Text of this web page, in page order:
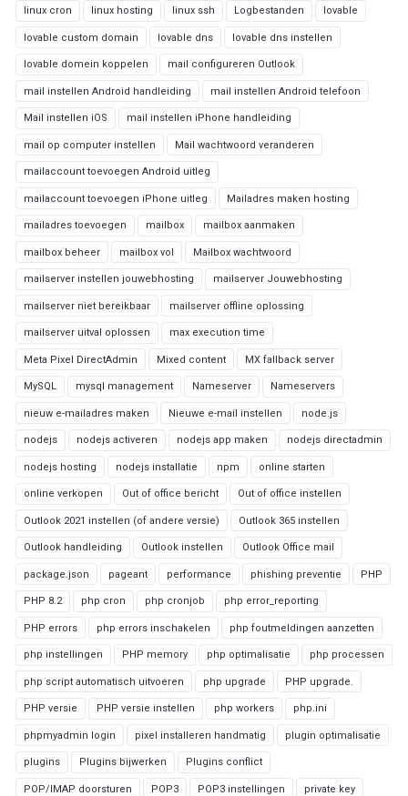
linux cron linux hosting linux ssh Logbestanden lovable
lovable custom domain lovable dns lovable dns instellen
lovable domein koppelen mail configureren Outlook
mail instellen Android handleiding mail instellen Android telefoon
Mail instellen iOS mail instellen iPhone handleiding
mail op computer instellen Mail wachtwoord veranderen
mailaccount toevoegen Android uitleg
mailaccount toevoegen iPhone uitleg Mailadres maken hosting
mailadres toevoegen mailbox mailbox aanmaken
mailbox beheer mailbox vol Mailbox wachtwoord
mailserver instellen jouwebhosting mailserver Jouwebhosting
mailserver niet bereikbaar mailserver offline oplossing
mailserver uitval oplossen max execution time
Meta Pixel DirectAdmin Mixed content MX fallback server
MySQL mysql management Nameserver Nameservers
nieuw e-mailadres maken Nieuwe e-mail instellen node.js
nodejs nodejs activeren nodejs app maken nodejs directadmin
nodejs hosting nodejs installatie npm online starten
online verkopen Out of office bericht Out of office instellen
Outlook 2021 instellen (of andere versie) Outlook 365 instellen
Outlook handleiding Outlook instellen Outlook Office mail
package.json pageant performance phishing preventie PHP
PHP 8.2 php cron php cronjob php error_reporting
PHP errors php errors inschakelen php foutmeldingen aanzetten
php instellingen PHP memory php optimalisatie php processen
php script automatisch uitvoeren php upgrade PHP upgrade.
PHP versie PHP versie instellen php workers php.ini
phpmyadmin login pixel installeren handmatig plugin optimalisatie
plugins Plugins bijwerken Plugins conflict
POP/IMAP doorsturen POP3 POP3 instellingen private key